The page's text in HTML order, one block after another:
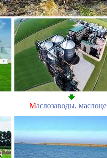
Маслозаводы,